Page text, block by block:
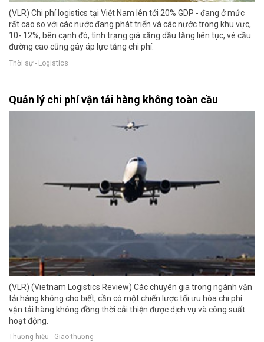
(VLR) Chi phí logistics tại Việt Nam lên tới 20% GDP - đang ở mức
rất cao so với các nước đang phát triển và các nước trong khu vực,
10- 12%, bên cạnh đó, tình trạng giá xăng dầu tăng liên tục, vé cầu
đường cao cũng gây áp lực tăng chi phí.
Thời sự - Logistics
Quản lý chi phí vận tải hàng không toàn cầu
(VLR) (Vietnam Logistics Review) Các chuyên gia trong ngành vận
tải hàng không cho biết, cần có một chiến lược tối ưu hóa chi phí
vận tải hàng không đồng thời cải thiện được dịch vụ và công suất
hoạt động.
Thương hiệu - Giao thương